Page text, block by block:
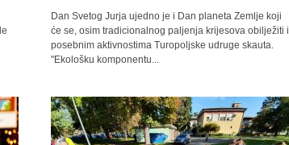
Dan Svetog Jurja ujedno je i Dan planeta Zemlje koji
će se, osim tradicionalnog paljenja krijesova obilježiti i
posebnim aktivnostima Turopoljske udruge skauta.
"Ekološku komponentu...